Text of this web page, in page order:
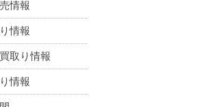
情報
情報
取り情報
情報